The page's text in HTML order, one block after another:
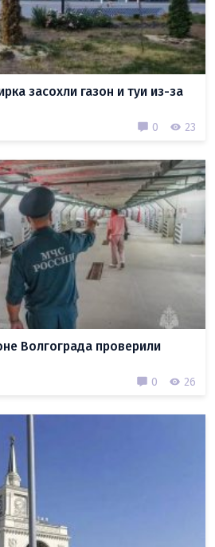
засохли газон и туи из-за
0 23
Волгограда проверили
0 26